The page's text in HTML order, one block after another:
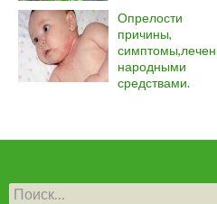
причины,
народными
средствами.
Н